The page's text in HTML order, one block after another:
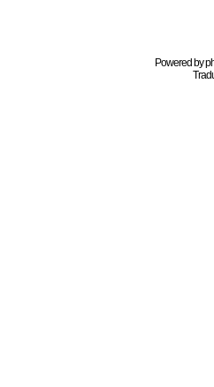
Powered by